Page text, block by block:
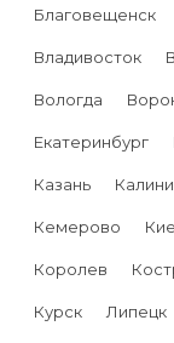
Благовещенск
Владивосток
Вологда
Екатеринбург
Казань
Кемерово
Королев
Курск Липецк